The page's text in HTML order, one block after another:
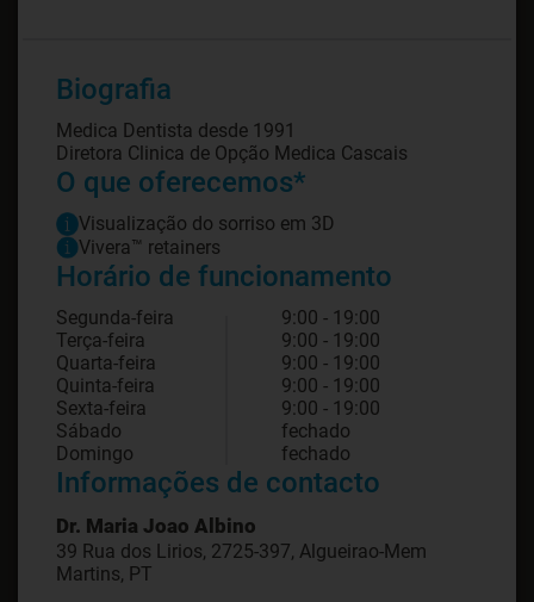
Biografia
Medica Dentista desde 1991
Diretora Clinica de Opção Medica Cascais
O que oferecemos*
Visualização do sorriso em 3D
Vivera™ retainers
Horário de funcionamento
Segunda-feira
9:00 - 19:00
Terça-feira
9:00 - 19:00
Quarta-feira
9:00 - 19:00
Quinta-feira
9:00 - 19:00
Sexta-feira
9:00 - 19:00
Sábado
fechado
Domingo
fechado
Informações de contacto
Dr. Maria Joao Albino
39 Rua dos Lirios, 2725-397, Algueirao-Mem
Martins, PT